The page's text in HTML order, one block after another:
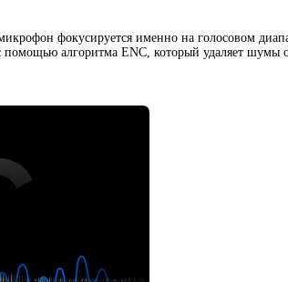
фокусируется именно на голосовом
помощью алгоритма ENC который удаляет шумы